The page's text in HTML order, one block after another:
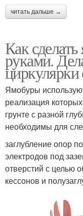
читать дальше →
Как
руками.
Ямобуры
реализация
грунте с разной
необходимы для
заглубление опор
электродов под
отверстий с целью
кессонов и